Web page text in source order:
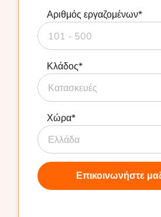
Αριθμός εργαζομένων*
Κλάδος*
Χώρα*